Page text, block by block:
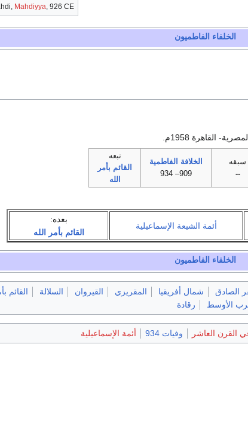
Mahdiyya , 926 CE.
الخلفاء الفاطميون
القاهرة 1958م.
سبقه
--
الخلافة الفاطمية
909– 934
تبعه
القائم بأمر
الله
أئمة الشيعة الإسماعيلية
بعده:
القائم بأمر الله
الخلفاء الفاطميون
الصادق شمال أفريقيا المقريزي القيروان السلالة
القائم
الأوسط رقادة
القرن العاشر وفيات 934 أئمة الإسماعيلية